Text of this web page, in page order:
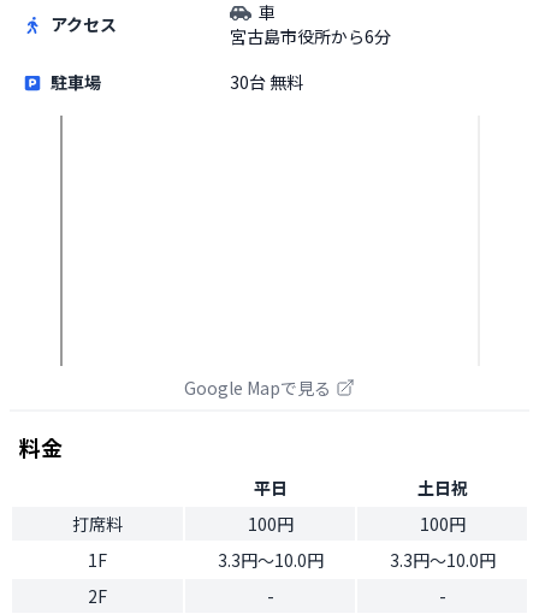
アクセス
車
宮古島市役所から6分
駐車場
30台 無料
Google Mapで見る
料金
平日
土日祝
打席料
100円
100円
1F
3.3円〜10.0円
3.3円〜10.0円
2F
-
-